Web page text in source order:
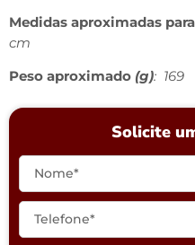
Medidas aproximadas
cm
Peso aproximado (g): 169
Solicite